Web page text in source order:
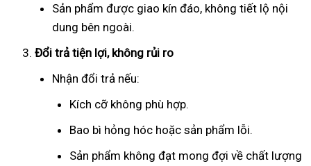
Sản phẩm được giao kín đáo, không tiết lộ nội
dung bên ngoài.
Đổi trả tiện lợi, không rủi ro
Nhận đổi trả nếu:
Kích cỡ không phù hợp.
Bao bì hỏng hóc hoặc sản phẩm lỗi.
Sản phẩm không đạt mong đợi về chất lượng